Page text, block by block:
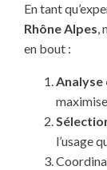
En tant
Rhône Alpes,
en bout :
Analyse
l’usage